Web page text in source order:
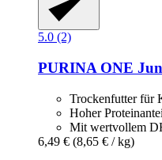
5.0 (2)
PURINA ONE
Trockenfutter für
Hoher
Mit wertvollem
6,49 € (8,65 € / kg)